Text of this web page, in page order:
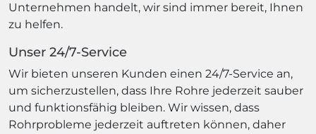
Unternehmen handelt, wir sind immer bereit, Ihnen
zu helfen.
Unser 24/7-Service
Wir bieten unseren Kunden einen 24/7-Service an,
um sicherzustellen, dass Ihre Rohre jederzeit sauber
und funktionsfähig bleiben. Wir wissen, dass
Rohrprobleme jederzeit auftreten können, daher